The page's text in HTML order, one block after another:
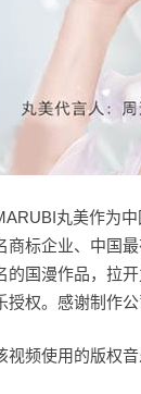
丸美作为
商标企业、中国
的国漫作品，拉
授权。感谢制作
视频使用的版权